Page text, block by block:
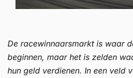
De racewinnaarsmarkt is waar
beginnen, maar het is zelden
hun geld verdienen. In een veld